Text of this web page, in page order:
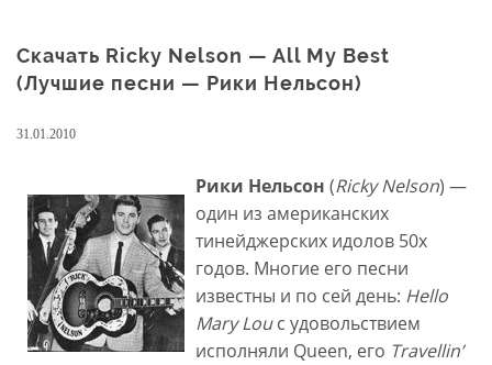
содержанию
Скачать Ricky Nelson — All My Best
(Лучшие песни — Рики Нельсон)
31.01.2010
Рики Нельсон (Ricky Nelson) —
один из американских
тинейджерских идолов 50х
годов. Многие его песни
известны и по сей день: Hello
Mary Louс удовольствием
исполняли Queen, его Travellin’